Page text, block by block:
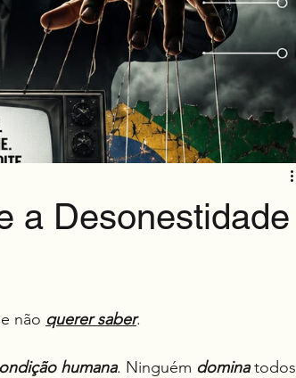
a Desonestidade
não querer saber.
humana. Ninguém domina todos